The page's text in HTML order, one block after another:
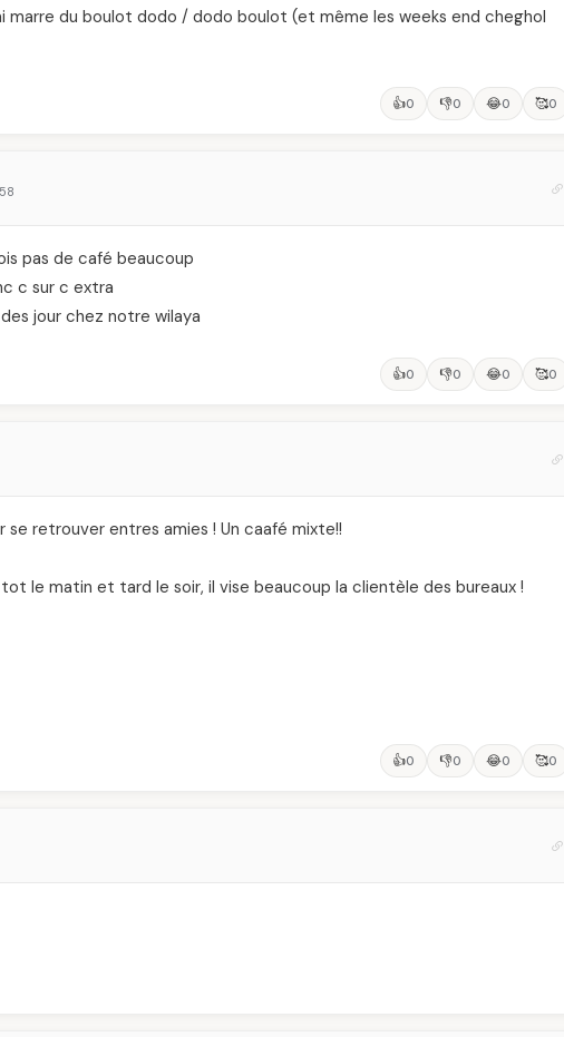
marre du boulot dodo / dodo boulot (et même les weeks end cheghol
👍0 👎0 😂0 🥰0
pas de café beaucoup
c sur c extra
jour chez notre wilaya
👍0 👎0 😂0 🥰0
retrouver entres amies ! Un caafé mixte!!
le matin et tard le soir, il vise beaucoup la clientèle des bureaux !
👍0 👎0 😂0 🥰0